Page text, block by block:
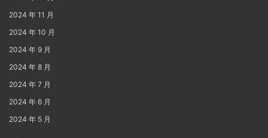
2024 年 11 月
2024 年 10 月
2024 年 9 月
2024 年 8 月
2024 年 7 月
2024 年 6 月
2024 年 5 月